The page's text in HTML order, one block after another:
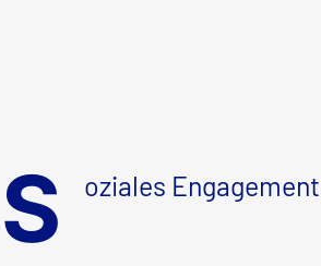
S oziales Engagement